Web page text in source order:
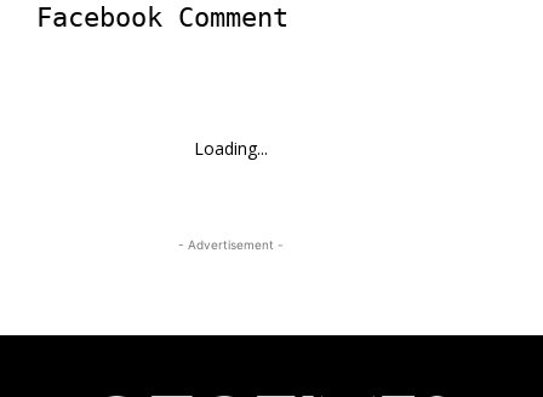
Facebook Comment
Loading...
- Advertisement -